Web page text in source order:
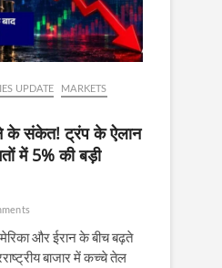
UPDATE
MARKETS
के संकेत! ट्रंप के ऐलान
में 5% की बड़ी
और ईरान के बीच बढ़ते
बाजार में कच्चे तेल